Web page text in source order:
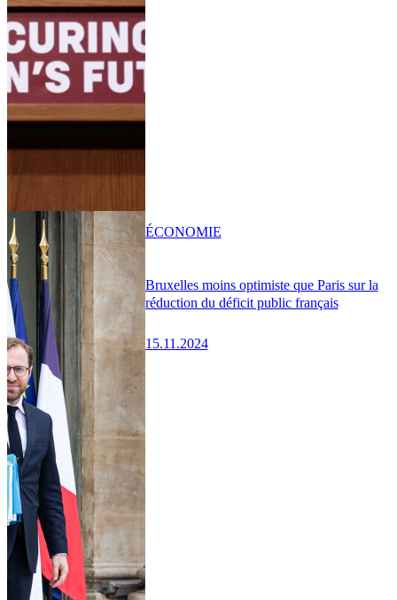
Bruxelles moins optimiste que Paris sur la
réduction du déficit public français
15.11.2024
ÉCONOMIE